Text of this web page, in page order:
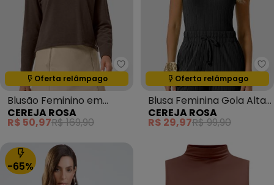
Cereja Rosa - Blusão
Oferta relâmpago
Termina em:16:09:09
Blusão Feminino em
Molecotton com Gola
CEREJA ROSA
R$ 50,97 R$ 169,90
Oferta relâmpago
Termina em:16:09:09
Blusa Feminina Gola Alta
em Cotton Canelado
CEREJA ROSA
R$ 29,97 R$ 99,90
-65%